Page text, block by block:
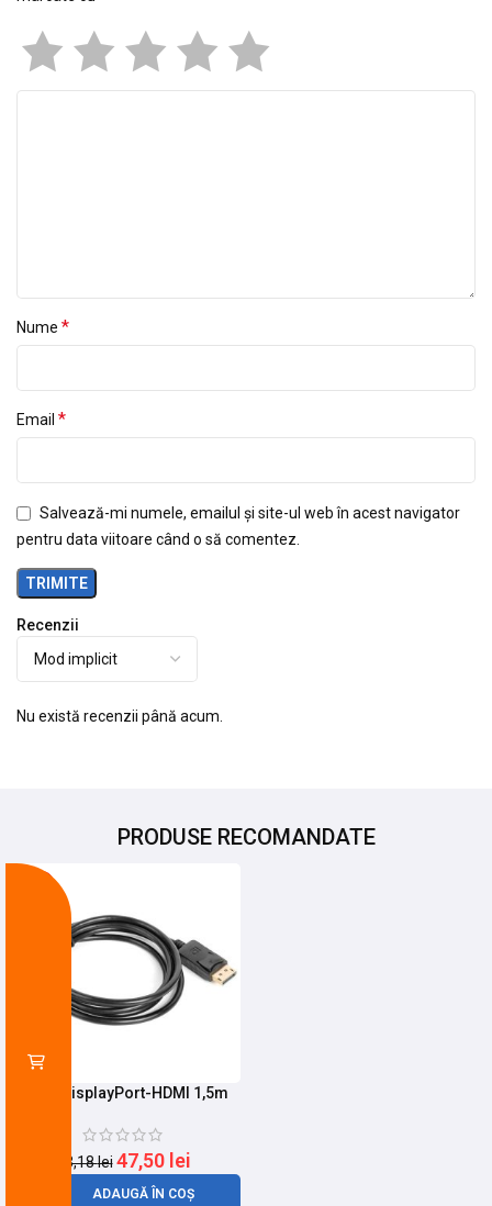
Recenzii
Nu există recenzii până acum.
Nume *
Email *
Salvează-mi numele, emailul și site-ul web în acest navigator
pentru data viitoare când o să comentez.
PRODUSE RECOMANDATE
Cablu DisplayPort-HDMI 1,5m
63,18lei 47,50 lei
ADAUGĂ ÎN COȘ